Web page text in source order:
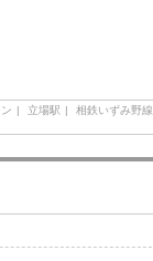
立場駅
相鉄いずみ野線